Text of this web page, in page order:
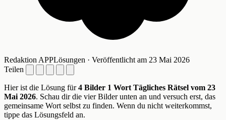
Redaktion APPLösungen · Veröffentlicht am 23 Mai 2026
Teilen
Hier ist die Lösung für4 Bilder 1 Wort Tägliches Rätsel vom 23
Mai 2026. Schau dir die vier Bilder unten an und versuch erst, das
gemeinsame Wort selbst zu finden. Wenn du nicht weiterkommst,
tippe das Lösungsfeld an.